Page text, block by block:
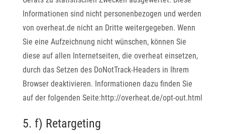
Informationen sind nicht personenbezogen und werden
von overheat.de nicht an Dritte weitergegeben. Wenn
Sie eine Aufzeichnung nicht wünschen, können Sie
diese auf allen Internetseiten, die overheat einsetzen,
durch das Setzen des DoNotTrack-Headers in Ihrem
Browser deaktivieren. Informationen dazu finden Sie
auf der folgenden Seite:http://overheat.de/opt-out.html
5. f) Retargeting